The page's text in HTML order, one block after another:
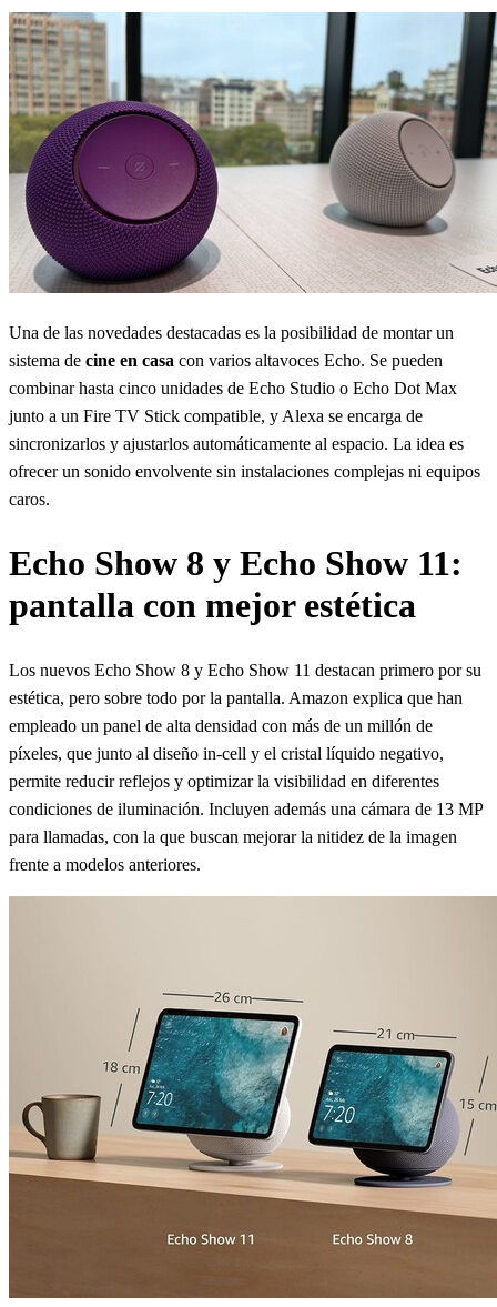
Una de las novedades destacadas es la posibilidad de montar un
sistema de cine en casa con varios altavoces Echo. Se pueden
combinar hasta cinco unidades de Echo Studio o Echo Dot Max
junto a un Fire TV Stick compatible, y Alexa se encarga de
sincronizarlos y ajustarlos automáticamente al espacio. La idea es
ofrecer un sonido envolvente sin instalaciones complejas ni equipos
caros.
Echo Show 8 y Echo Show 11:
pantalla con mejor estética
Los nuevos Echo Show 8 y Echo Show 11 destacan primero por su
estética, pero sobre todo por la pantalla. Amazon explica que han
empleado un panel de alta densidad con más de un millón de
píxeles, que junto al diseño in-cell y el cristal líquido negativo,
permite reducir reflejos y optimizar la visibilidad en diferentes
condiciones de iluminación. Incluyen además una cámara de 13 MP
para llamadas, con la que buscan mejorar la nitidez de la imagen
frente a modelos anteriores.